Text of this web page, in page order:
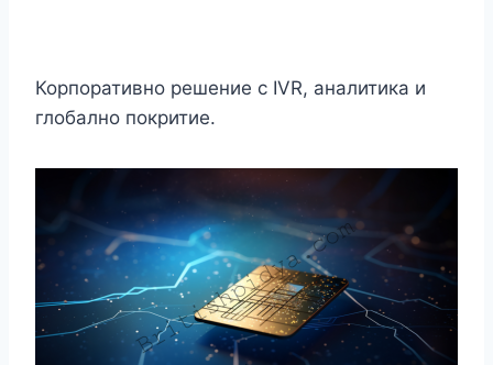
Корпоративно решение с IVR, аналитика и
глобално покритие.